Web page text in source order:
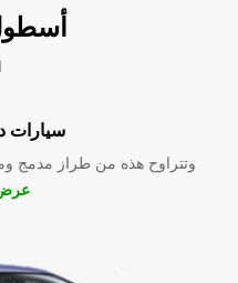
سيارات
وتتراوح هذه من طراز مدمج
عرض